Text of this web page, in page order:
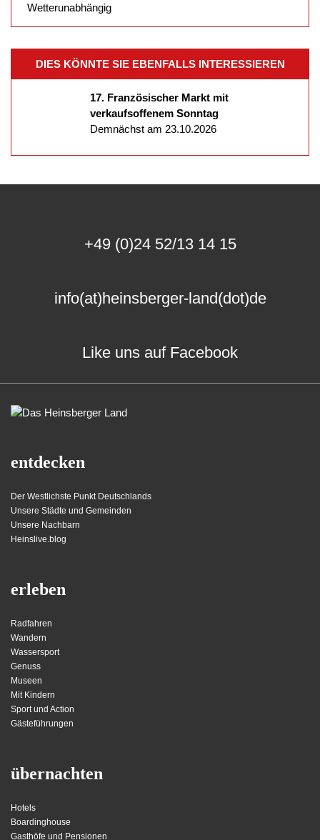
Wetterunabhängig
DIES KÖNNTE SIE EBENFALLS INTERESSIEREN
17. Französischer Markt mit
verkaufsoffenem Sonntag
Demnächst am 23.10.2026
+49 (0)24 52/13 14 15
info(at)heinsberger-land(dot)de
Like uns auf Facebook
entdecken
Der Westlichste Punkt Deutschlands
Unsere Städte und Gemeinden
Unsere Nachbarn
Heinslive.blog
erleben
Radfahren
Wandern
Wassersport
Genuss
Museen
Mit Kindern
Sport und Action
Gästeführungen
übernachten
Hotels
Boardinghouse
Gasthöfe und Pensionen